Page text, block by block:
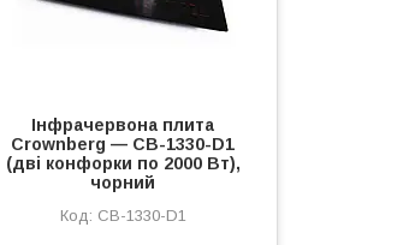
Інфрачервона плита
Crownberg — CB-1330-D1
(дві конфорки по 2000 Вт),
чорний
CB-1330-D1